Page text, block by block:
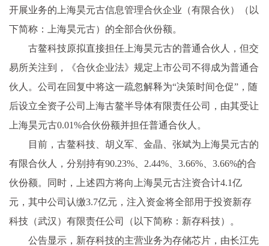
开展业务的上海昊元古信息管理合伙企业（有限合伙）（以
下简称：上海昊元古）的全部合伙份额。
古鳌科技原拟直接担任上海昊元古的普通合伙人，但交
易所关注到，《合伙企业法》规定上市公司不得成为普通合
伙人。公司在回复中将这一疏忽解释为“决策时间仓促”，随
后设立全资子公司上海古鳌半导体有限责任公司，由其受让
上海昊元古0.01%合伙份额并担任普通合伙人。
目前，古鳌科技、胡义军、金晶、张斌为上海昊元古的
有限合伙人，分别持有90.23%、2.44%、3.66%、3.66%的合
伙份额。同时，上述四方将向上海昊元古注资合计4.1亿
元，其中公司认缴3.7亿元，注入资金将全部用于投资新存
科技（武汉）有限责任公司（以下简称：新存科技）。
公告显示，新存科技的主营业务为存储芯片，由长江先